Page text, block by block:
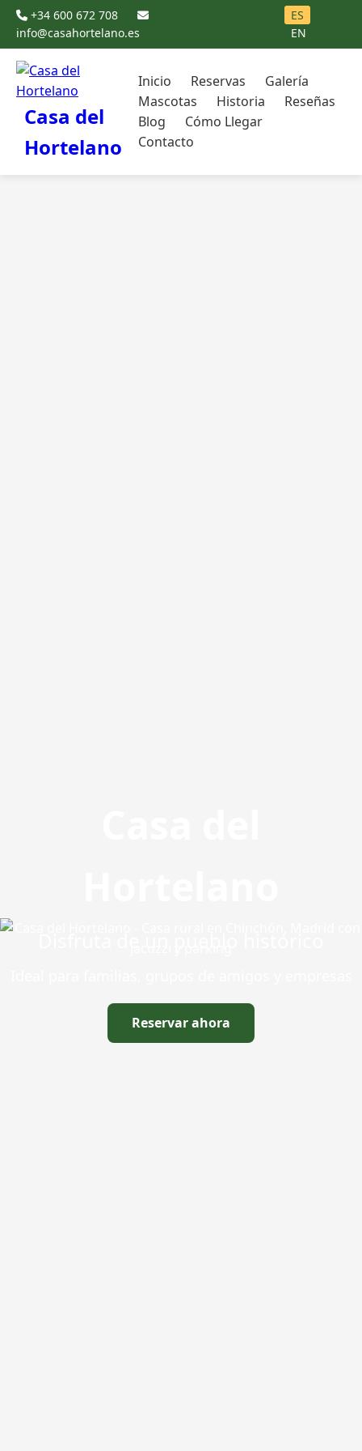
+34 600 672 708
info@casahortelano.es
ES
EN
Casa del
Hortelano
Inicio Reservas
Galería
Mascotas
Historia
Reseñas
Blog
Cómo Llegar
Contacto
Reservar ahora